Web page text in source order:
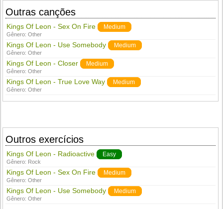
Outras canções
Kings Of Leon - Sex On Fire Medium
Gênero:Other
Kings Of Leon - Use Somebody Medium
Gênero:Other
Kings Of Leon - Closer Medium
Gênero:Other
Kings Of Leon - True Love Way Medium
Gênero:Other
Outros exercícios
Kings Of Leon - Radioactive Easy
Gênero: Rock
Kings Of Leon - Sex On Fire Medium
Gênero:Other
Kings Of Leon - Use Somebody Medium
Gênero:Other